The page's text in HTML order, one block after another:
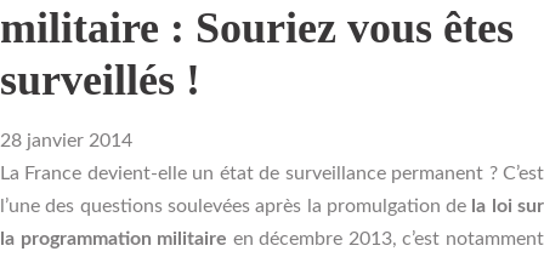
militaire : Souriez vous êtes
surveillés !
28 janvier 2014
La France devient-elle un état de surveillance permanent ? C’est
l’une des questions soulevées après la promulgation de la loi sur
la programmation militaire en décembre 2013, c’est notamment